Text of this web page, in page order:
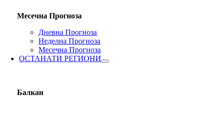
Месечна Прогноза
Дневна Прогноза
Неделна Прогноза
Месечна Прогноза
ОСТАНАТИ РЕГИОНИ
Балкан